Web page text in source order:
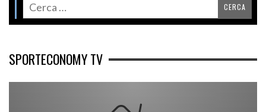
SPORTECONOMY TV